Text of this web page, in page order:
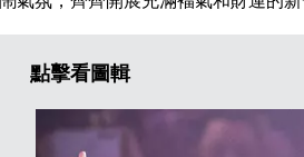
點擊看圖輯